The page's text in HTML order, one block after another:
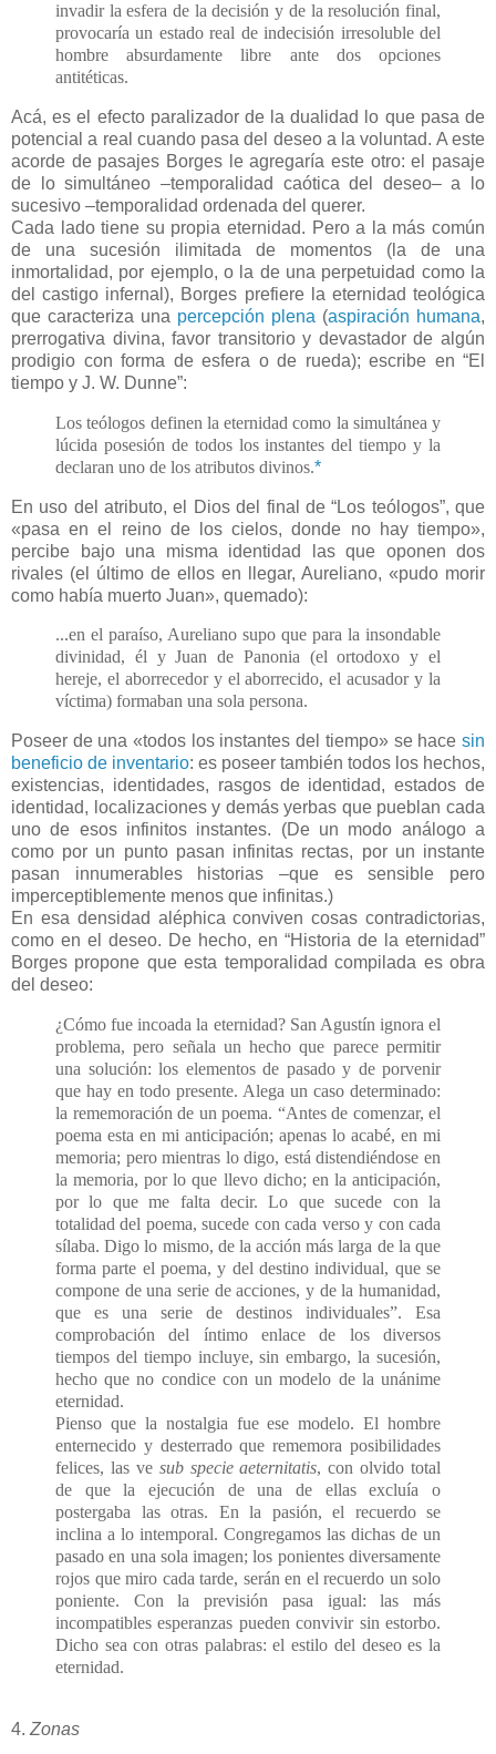
invadir la esfera de la decisión y de la resolución final,
provocaría un estado real de indecisión irresoluble del
hombre absurdamente libre ante dos opciones
antitéticas.
Acá, es el efecto paralizador de la dualidad lo que pasa de
potencial a real cuando pasa del deseo a la voluntad. A este
acorde de pasajes Borges le agregaría este otro: el pasaje
de lo simultáneo –temporalidad caótica del deseo– a lo
sucesivo –temporalidad ordenada del querer.
Cada lado tiene su propia eternidad. Pero a la más común
de una sucesión ilimitada de momentos (la de una
inmortalidad, por ejemplo, o la de una perpetuidad como la
del castigo infernal), Borges prefiere la eternidad teológica
que caracteriza una percepción plena (aspiración humana,
prerrogativa divina, favor transitorio y devastador de algún
prodigio con forma de esfera o de rueda); escribe en “El
tiempo y J. W. Dunne”:
Los teólogos definen la eternidad como la simultánea y
lúcida posesión de todos los instantes del tiempo y la
declaran uno de los atributos divinos.*
En uso del atributo, el Dios del final de “Los teólogos”, que
«pasa en el reino de los cielos, donde no hay tiempo»,
percibe bajo una misma identidad las que oponen dos
rivales (el último de ellos en llegar, Aureliano, «pudo morir
como había muerto Juan», quemado):
...en el paraíso, Aureliano supo que para la insondable
divinidad, él y Juan de Panonia (el ortodoxo y el
hereje, el aborrecedor y el aborrecido, el acusador y la
víctima) formaban una sola persona.
Poseer de una «todos los instantes del tiempo» se hace sin
beneficio de inventario: es poseer también todos los hechos,
existencias, identidades, rasgos de identidad, estados de
identidad, localizaciones y demás yerbas que pueblan cada
uno de esos infinitos instantes. (De un modo análogo a
como por un punto pasan infinitas rectas, por un instante
pasan innumerables historias –que es sensible pero
imperceptiblemente menos que infinitas.)
En esa densidad aléphica conviven cosas contradictorias,
como en el deseo. De hecho, en “Historia de la eternidad”
Borges propone que esta temporalidad compilada es obra
del deseo:
¿Cómo fue incoada la eternidad? San Agustín ignora el
problema, pero señala un hecho que parece permitir
una solución: los elementos de pasado y de porvenir
que hay en todo presente. Alega un caso determinado:
la rememoración de un poema. “Antes de comenzar, el
poema esta en mi anticipación; apenas lo acabé, en mi
memoria; pero mientras lo digo, está distendiéndose en
la memoria, por lo que llevo dicho; en la anticipación,
por lo que me falta decir. Lo que sucede con la
totalidad del poema, sucede con cada verso y con cada
sílaba. Digo lo mismo, de la acción más larga de la que
forma parte el poema, y del destino individual, que se
compone de una serie de acciones, y de la humanidad,
que es una serie de destinos individuales”. Esa
comprobación del íntimo enlace de los diversos
tiempos del tiempo incluye, sin embargo, la sucesión,
hecho que no condice con un modelo de la unánime
eternidad.
Pienso que la nostalgia fue ese modelo. El hombre
enternecido y desterrado que rememora posibilidades
felices, las ve sub specie aeternitatis, con olvido total
de que la ejecución de una de ellas excluía o
postergaba las otras. En la pasión, el recuerdo se
inclina a lo intemporal. Congregamos las dichas de un
pasado en una sola imagen; los ponientes diversamente
rojos que miro cada tarde, serán en el recuerdo un solo
poniente. Con la previsión pasa igual: las más
incompatibles esperanzas pueden convivir sin estorbo.
Dicho sea con otras palabras: el estilo del deseo es la
eternidad.
4. Zonas